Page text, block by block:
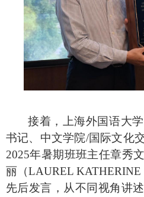
接着，上海外国语大
书记、中文学院/国际文化
2025年暑期班班主任章秀
丽（LAUREL KATHERINE
先后发言，从不同视角讲